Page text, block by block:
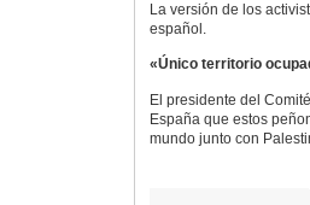
La versión de los
español.
«Único territorio
El presidente del
España que estos
mundo junto con